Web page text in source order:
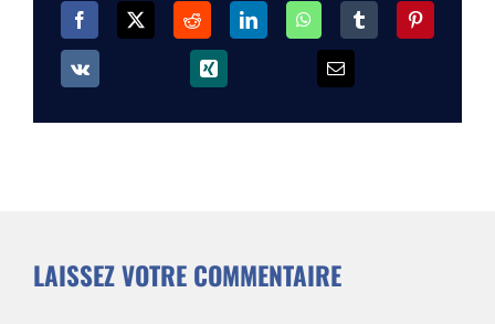
LAISSEZ VOTRE COMMENTAIRE